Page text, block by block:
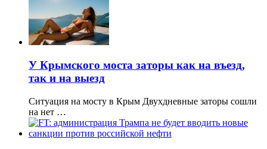
У Крымского моста заторы как на въезд,
так и на выезд
Ситуация на мосту в Крым Двухдневные заторы сошли
на нет …